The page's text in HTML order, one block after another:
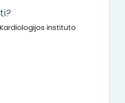
Kardiologijos instituto